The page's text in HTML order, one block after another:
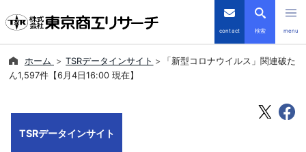
contact 検索 menu
倒産・注目企業情報
ホーム TSRデータインサイト
「新型コロナウイルス」関連破た
ん1,597件【6月4日16:00 現在】
TSRデータインサイト